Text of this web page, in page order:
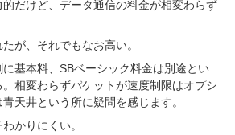
だけど、データ通信の料金が相変わらず
が、それでもなお高い。
基本料、SBベーシック料金は別途とい
相変わらずパケットが速度制限はオプシ
天井という所に疑問を感じます。
かりにくい。